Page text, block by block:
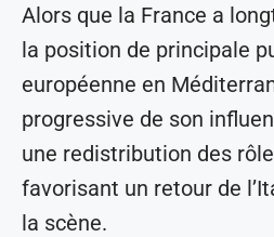
Alors que la France a
la position de principale
européenne en
progressive de son
une redistribution des
favorisant un retour de
la scène.